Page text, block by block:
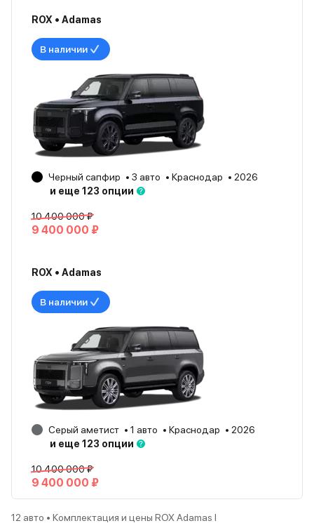
ROX • Adamas
В наличии
Черный сапфир 3 авто Краснодар
2026
и еще 123 опции
10 400 000 ₽
9 400 000 ₽
ROX • Adamas
В наличии
Серый аметист 1 авто Краснодар
2026
и еще 123 опции
10 400 000 ₽
9 400 000 ₽
12 авто • Комплектация и цены ROX Adamas I